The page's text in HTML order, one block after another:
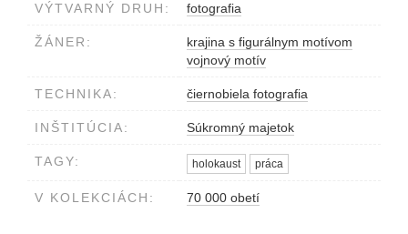
VÝTVARNÝ DRUH: fotografia
ŽÁNER:
krajina s figurálnym motívom
vojnový motív
TECHNIKA: čiernobiela fotografia
INŠTITÚCIA: Súkromný majetok
TAGY: holokaust práca
V KOLEKCIÁCH: 70 000 obetí